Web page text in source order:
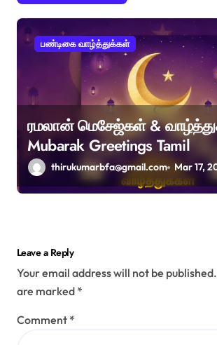
பண்டிகை வாழ்த்துக்கள்
ரமலான் மெசேஜ்கள் &
Mubarak Greetings Tamil
thirukumarbfa@gmail.com Mar 17,
Leave a Reply
Your email address will not be published.
are marked *
Comment *